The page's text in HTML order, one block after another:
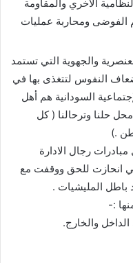
الاخري والمقاومة
الفوضى ومحاربة عمليات
والجهوية التي تستمد
النفوس لتتغذى بها في
السودانية هم أهل
حلنا وترحالنا ( كل
.)
رجال الادارة
انحازت للحق ووقفت مع
المليشيات .
:-
الداخل والخارج.